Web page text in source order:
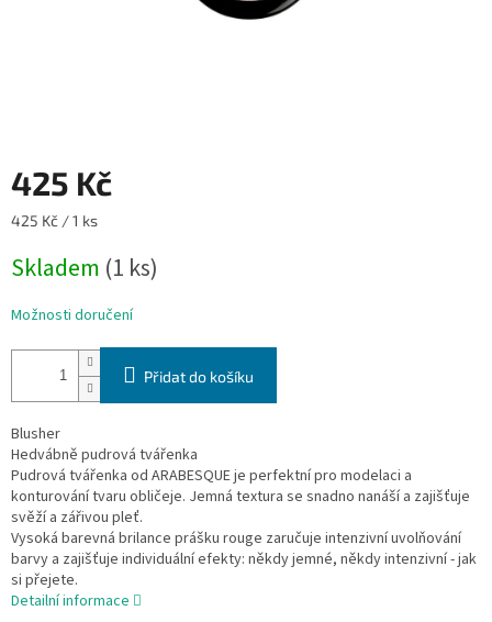
425 Kč
Měrná
425 Kč / 1 ks
Skladem (1 ks)
Možnosti doručení
Přidat do košíku
Blusher
Hedvábně pudrová tvářenka
Pudrová tvářenka od ARABESQUE je perfektní pro modelaci a
konturování tvaru obličeje. Jemná textura se snadno nanáší a zajišťuje
svěží a zářivou pleť.
Vysoká barevná brilance prášku rouge zaručuje intenzivní uvolňování
barvy a zajišťuje individuální efekty: někdy jemné, někdy intenzivní - jak
si přejete.
Detailní informace